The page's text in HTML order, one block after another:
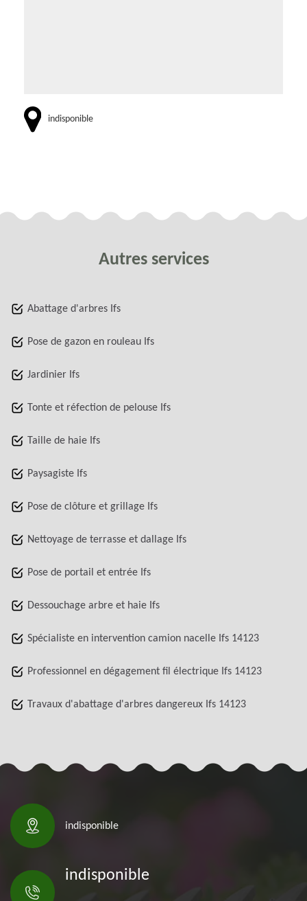
indisponible
Autres services
Abattage d'arbres Ifs
Pose de gazon en rouleau Ifs
Jardinier Ifs
Tonte et réfection de pelouse Ifs
Taille de haie Ifs
Paysagiste Ifs
Pose de clôture et grillage Ifs
Nettoyage de terrasse et dallage Ifs
Pose de portail et entrée Ifs
Dessouchage arbre et haie Ifs
Spécialiste en intervention camion nacelle Ifs 14123
Professionnel en dégagement fil électrique Ifs 14123
Travaux d'abattage d'arbres dangereux Ifs 14123
indisponible
indisponible